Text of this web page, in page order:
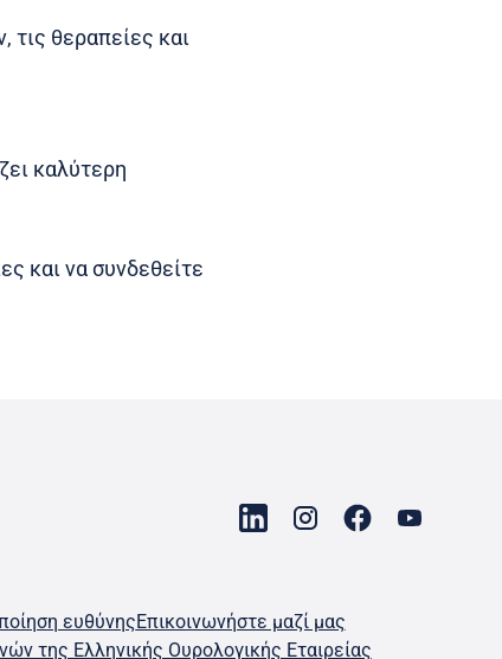
θεραπείες και
καλύτερη
και να συνδεθείτε
ευθύνηςΕπικοινωνήστε μαζί μας
της Ελληνικής Ουρολογικής Εταιρείας